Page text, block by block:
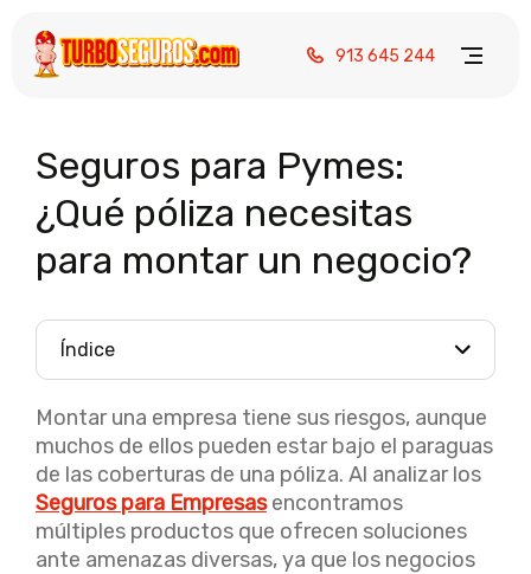
913 645 244
Seguros para Pymes:
¿Qué póliza necesitas
para montar un negocio?
Índice
Montar una empresa tiene sus riesgos, aunque
muchos de ellos pueden estar bajo el paraguas
de las coberturas de una póliza. Al analizar los
Seguros para Empresasencontramos
múltiples productos que ofrecen soluciones
ante amenazas diversas, ya que los negocios